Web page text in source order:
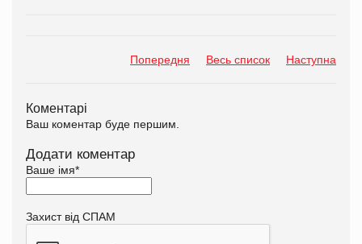
Попередня Весь список Наступна
Коментарі
Ваш коментар буде першим.
Додати коментар
Ваше імя*
Захист від СПАМ